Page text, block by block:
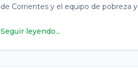
de Corrientes y el equipo de pobreza y
Seguir leyendo...